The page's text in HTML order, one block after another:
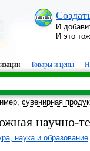
И
И это
Товары и цены
сувенирная
научно-
наука и образование